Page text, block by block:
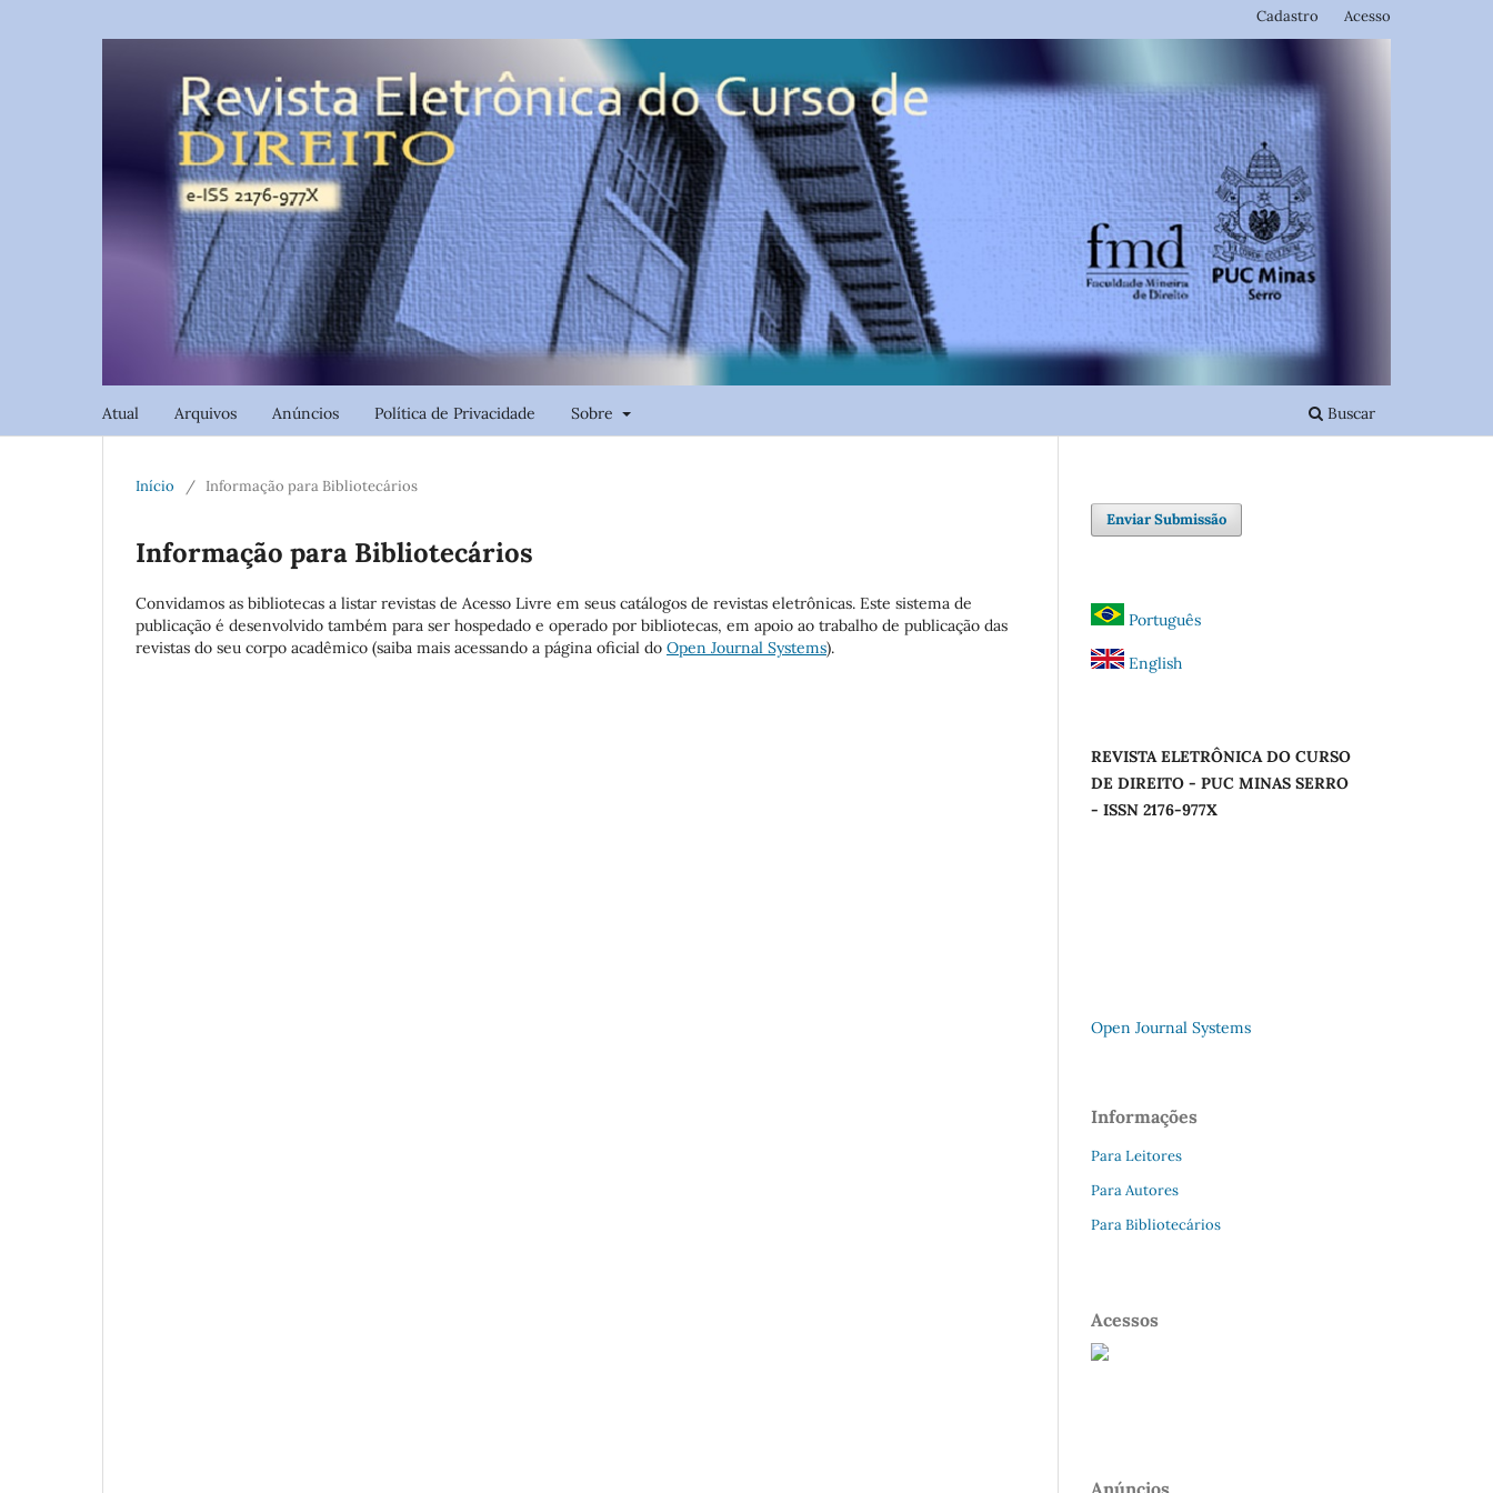
Atual Arquivos Anúncios Política de Privacidade Sobre Buscar
Cadastro Acesso
Início / Informação para Bibliotecários
Informação para Bibliotecários
Convidamos as bibliotecas a listar revistas de Acesso Livre em seus catálogos de revistas eletrônicas. Este sistema de
publicação é desenvolvido também para ser hospedado e operado por bibliotecas, em apoio ao trabalho de publicação das
revistas do seu corpo acadêmico (saiba mais acessando a página oficial do Open Journal Systems).
Enviar Submissão
Português
English
REVISTA ELETRÔNICA DO CURSO
DE DIREITO - PUC MINAS SERRO
- ISSN 2176-977X
Open Journal Systems
Informações
Para Leitores
Para Autores
Para Bibliotecários
Acessos
Anúncios